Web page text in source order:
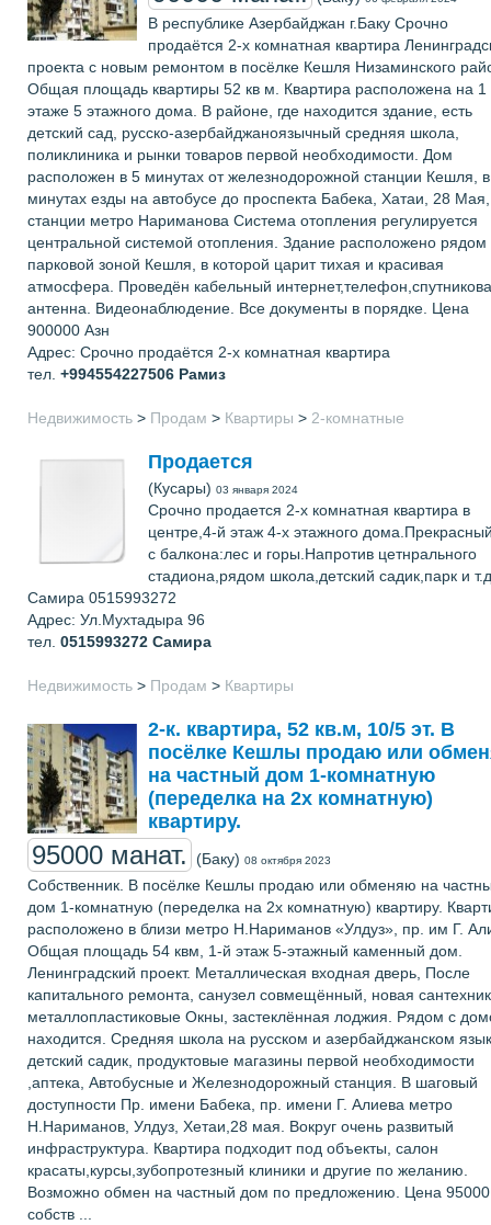
В республике Азербайджан г.Баку Срочно
продаётся 2-х комнатная квартира
проекта с новым ремонтом в посёлке Кешля Низаминского
Общая площадь квартиры 52 кв м. Квартира расположена на 1
этаже 5 этажного дома. В районе, где находится здание, есть
детский сад, русско-азербайджаноязычный средняя школа,
поликлиника и рынки товаров первой необходимости. Дом
расположен в 5 минутах от железнодорожной станции Кешля,
минутах езды на автобусе до проспекта Бабека, Хатаи, 28 Мая,
станции метро Нариманова Система отопления регулируется
центральной системой отопления. Здание расположено рядом
парковой зоной Кешля, в которой царит тихая и красивая
атмосфера. Проведён кабельный
антенна. Видеонаблюдение. Все документы в порядке. Цена
900000 Азн
Адрес: Срочно продаётся 2-х комнатная квартира
тел. +994554227506 Рамиз
Недвижимость > Продам > Квартиры > 2-комнатные
Продается
(Кусары) 03 января 2024
Срочно продается 2-х комнатная квартира в
центре,4-й этаж 4-х этажного
с балкона:лес и горы.Напротив цетнрального
стадиона,рядом школа,детский садик,парк и т.д
Самира 0515993272
Адрес: Ул.Мухтадыра 96
тел. 0515993272 Самира
Недвижимость > Продам > Квартиры
2-к. квартира, 52 кв.м, 10/5 эт. В
посёлке Кешлы продаю или
на частный дом 1-комнатную
(переделка на 2х комнатную)
квартиру.
95000 манат. (Баку) 08 октября 2023
Собственник. В посёлке Кешлы продаю или обменяю на
дом 1-комнатную (переделка на 2х комнатную) квартиру.
расположено в близи метро Н.Нариманов «Улдуз», пр. им Г.
Общая площадь 54 квм, 1-й этаж 5-этажный каменный дом.
Ленинградский проект. Металлическая входная дверь, После
капитального ремонта, санузел совмещённый, новая
металлопластиковые Окны, застеклённая лоджия. Рядом с
находится. Средняя школа на русском и азербайджанском
детский садик, продуктовые магазины первой необходимости
,аптека, Автобусные и Железнодорожный станция. В шаговый
доступности Пр. имени Бабека, пр. имени Г. Алиева метро
Н.Нариманов, Улдуз, Хетаи,28 мая. Вокруг очень развитый
инфраструктура. Квартира подходит под объекты, салон
красаты,курсы,зубопротезный клиники и другие по желанию.
Возможно обмен на частный дом по предложению. Цена
собств ...